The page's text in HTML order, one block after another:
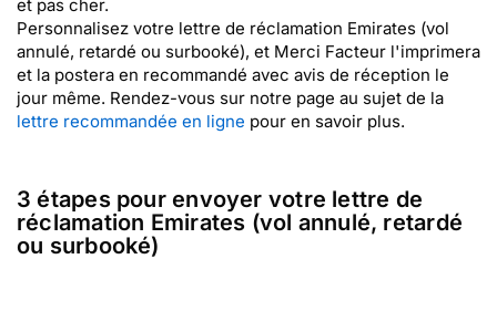
et pas cher.
Personnalisez votre lettre de réclamation Emirates (vol
annulé, retardé ou surbooké), et Merci Facteur l'imprimera
et la postera en recommandé avec avis de réception le
jour même. Rendez-vous sur notre page au sujet de la
lettre recommandée en ligne pour en savoir plus.
3 étapes pour envoyer votre lettre de
réclamation Emirates (vol annulé, retardé
ou surbooké)